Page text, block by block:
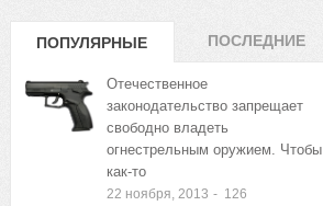
ПОПУЛЯРНЫЕ
ЗАПИСИ
ПОСЛЕДНИЕ
Отечественное
законодательство запрещает
свободно владеть
огнестрельным оружием. Чтобы
как-то
22 ноября, 2013 - 126